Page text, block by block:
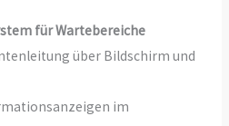
für Wartebereiche
über Bildschirm und
im